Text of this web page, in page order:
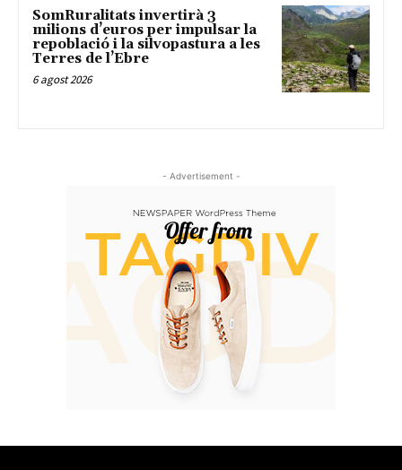
SomRuralitats invertirà 3
milions d’euros per impulsar la
repoblació i la silvopastura a les
Terres de l’Ebre
6 agost 2026
- Advertisement -